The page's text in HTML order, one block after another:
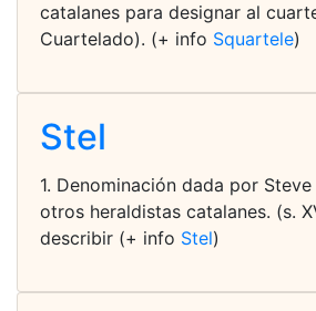
catalanes para designar al
Cuartelado). (+ info Squartele)
Stel
1. Denominación dada por
otros heraldistas catalanes. (s.
describir (+ info Stel)